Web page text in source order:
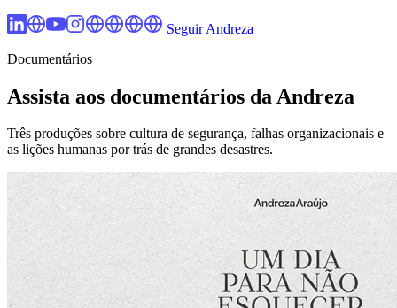
Seguir Andreza
Documentários
Assista aos documentários da Andreza
Três produções sobre cultura de segurança, falhas organizacionais e
as lições humanas por trás de grandes desastres.